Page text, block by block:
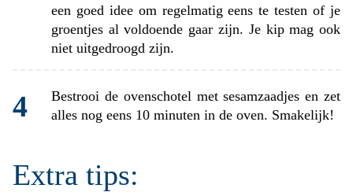
een goed idee om regelmatig eens te testen of je
groentjes al voldoende gaar zijn. Je kip mag ook
niet uitgedroogd zijn.
Bestrooi de ovenschotel met sesamzaadjes en zet
alles nog eens 10 minuten in de oven. Smakelijk!
Extra tips: